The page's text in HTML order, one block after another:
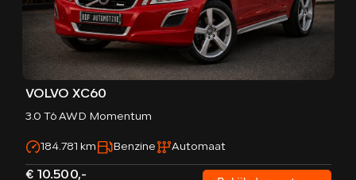
VOLVO XC60
3.0 T6 AWD Momentum
184.781 km Benzine Automaat
€ 10.500,-